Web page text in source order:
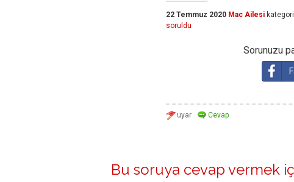
22 Temmuz 2020 Mac Ailesi
soruldu
Sorunuzu
Bu soruya cevap vermek